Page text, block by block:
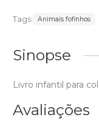
Tags: Animais fofinhos
Sinopse
Livro infantil para
Avaliações